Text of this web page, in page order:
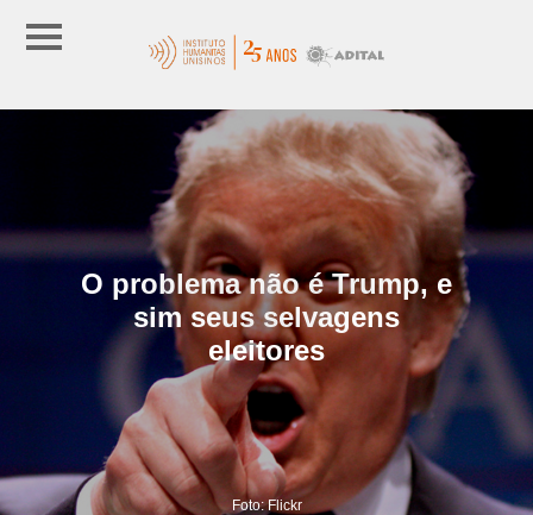
O problema não é Trump, e
sim seus selvagens
eleitores
Foto: Flickr